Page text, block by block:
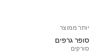
יותר ממוצר
סופר גרפים
סורקים